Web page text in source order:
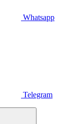
Whatsapp
Telegram